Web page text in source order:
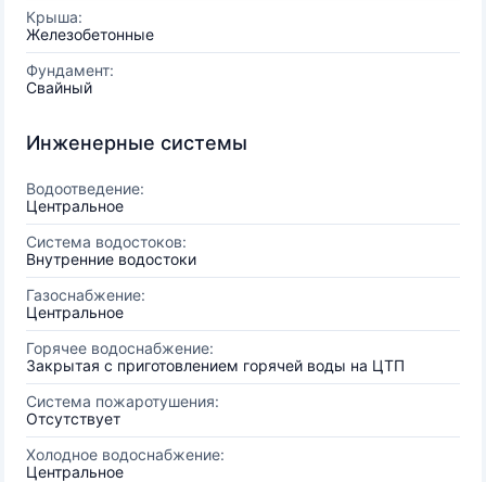
Крыша:
Железобетонные
Фундамент:
Свайный
Инженерные системы
Водоотведение:
Центральное
Система водостоков:
Внутренние водостоки
Газоснабжение:
Центральное
Горячее водоснабжение:
Закрытая с приготовлением горячей воды на ЦТП
Система пожаротушения:
Отсутствует
Холодное водоснабжение:
Центральное